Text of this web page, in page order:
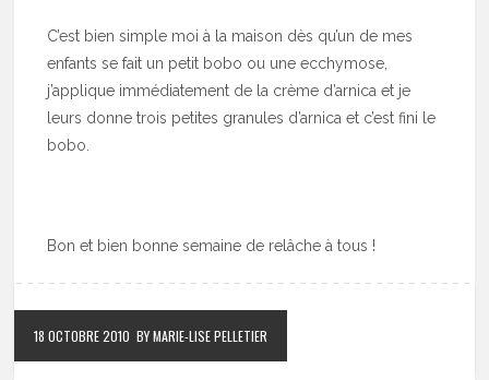
C’est bien simple moi à la maison dès qu’un de mes
enfants se fait un petit bobo ou une ecchymose,
j’applique immédiatement de la crème d’arnica et je
leurs donne trois petites granules d’arnica et c’est fini le
bobo.
Bon et bien bonne semaine de relâche à tous !
18 OCTOBRE 2010 BY MARIE-LISE PELLETIER